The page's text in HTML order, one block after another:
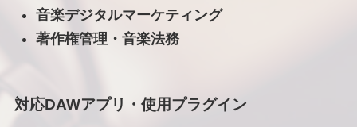
音楽デジタルマーケティング
著作権管理・音楽法務
対応DAWアプリ・使用プラグイン